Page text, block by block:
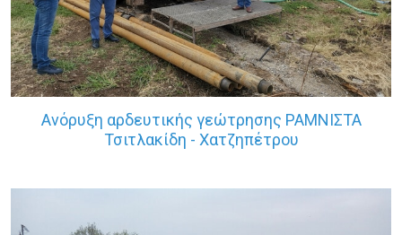
Ανόρυξη αρδευτικής γεώτρησης ΡΑΜΝΙΣΤΑ
Τσιτλακίδη - Χατζηπέτρου